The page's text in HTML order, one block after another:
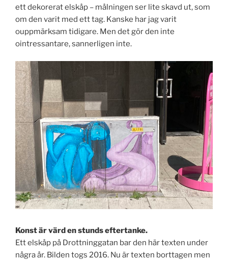
ett dekorerat elskåp – målningen ser lite skavd ut, som
om den varit med ett tag. Kanske har jag varit
ouppmärksam tidigare. Men det gör den inte
ointressantare, sannerligen inte.
Konst är värd en stunds eftertanke.
Ett elskåp på Drottninggatan bar den här texten under
några år. Bilden togs 2016. Nu är texten borttagen men